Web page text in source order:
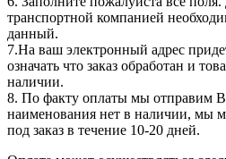
транспортной компанией
данный.
7.На ваш электронный адрес
означать что заказ обработан и
наличии.
8. По факту оплаты мы отправим
наименования нет в наличии, мы
под заказ в течение 10-20 дней.